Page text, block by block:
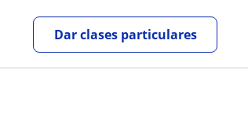
Dar clases particulares